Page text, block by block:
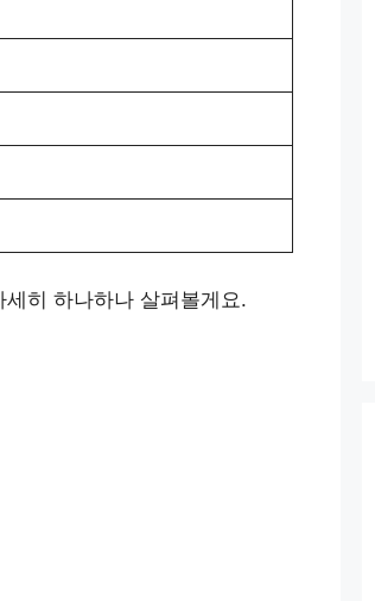
히 하나하나 살펴볼게요.